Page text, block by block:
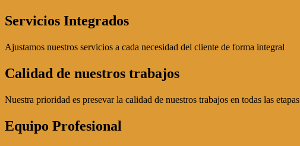
Servicios Integrados
Ajustamos nuestros servicios a cada necesidad del cliente de forma integral
Calidad de nuestros trabajos
Nuestra prioridad es presevar la calidad de nuestros trabajos en todas las etapas
Equipo Profesional